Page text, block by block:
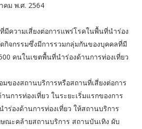
ม พ.ศ. 2564
มีความเสี่ยงต่อการแพร่โรคในพื้นที่นำร่อง
กิจกรรมซึ่งมีการรวมกลุ่มกันของบุคคลที่มี
คนในเขตพื้นที่นำร่องด้านการท่องเที่ยว
มของสถานบริการหรือสถานที่เสี่ยงต่อการ
การท่องเที่ยว ในระยะเริ่มแรกของการ
ร่องด้านการท่องเที่ยว ให้สถานบริการ
ณะคล้ายสถานบริการ สถานบันเทิง ผับ